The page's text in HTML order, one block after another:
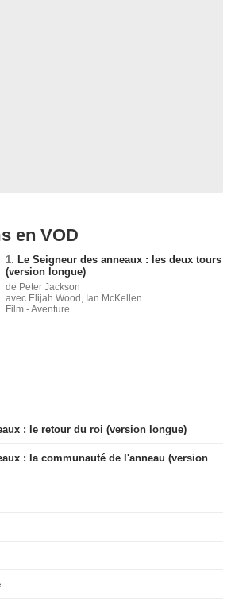
en VOD
1. Le Seigneur des anneaux : les deux tours
(version longue)
de Peter Jackson
avec Elijah Wood, Ian McKellen
Film - Aventure
: le retour du roi (version longue)
: la communauté de l'anneau (version